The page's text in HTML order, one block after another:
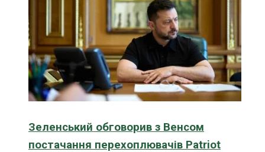
Зеленський обговорив з Венсом
постачання перехоплювачів Patriot